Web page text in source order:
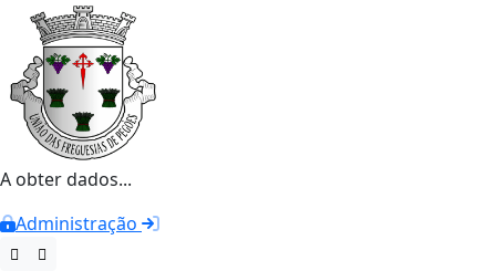
A obter dados...
Administração